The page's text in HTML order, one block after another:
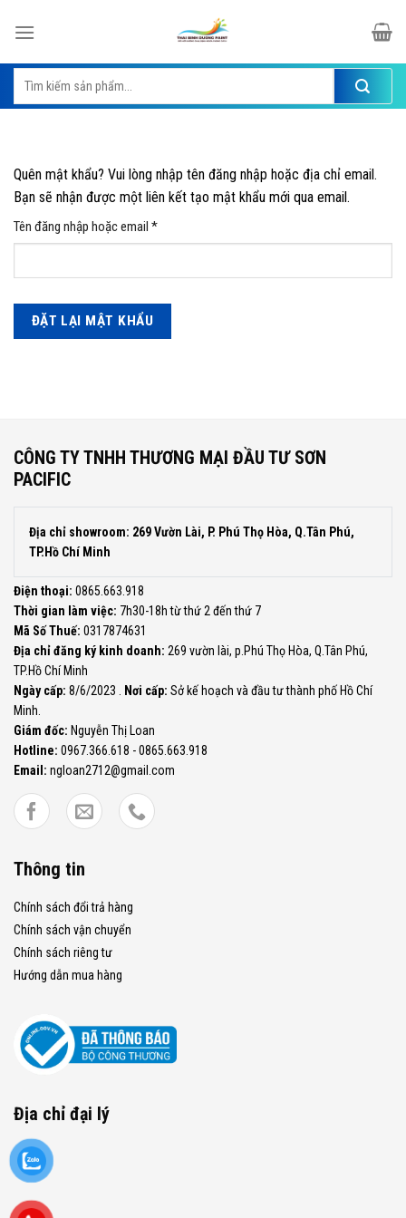
Tìm
kiếm:
Quên mật khẩu? Vui lòng nhập tên đăng nhập hoặc địa chỉ email.
Bạn sẽ nhận được một liên kết tạo mật khẩu mới qua email.
Tên đăng nhập hoặc email *Bắt
buộc
ĐẶT LẠI MẬT KHẨU
CÔNG TY TNHH THƯƠNG MẠI ĐẦU TƯ SƠN
PACIFIC
Địa chỉ showroom: 269 Vườn Lài, P. Phú Thọ Hòa, Q.Tân Phú,
TP.Hồ Chí Minh
Điện thoại: 0865.663.918
Thời gian làm việc: 7h30-18h từ thứ 2 đến thứ 7
Mã Số Thuế: 0317874631
Địa chỉ đăng ký kinh doanh: 269 vườn lài, p.Phú Thọ Hòa, Q.Tân Phú,
TP.Hồ Chí Minh
Ngày cấp: 8/6/2023 . Nơi cấp: Sở kế hoạch và đầu tư thành phố Hồ Chí
Minh.
Giám đốc: Nguyễn Thị Loan
Hotline: 0967.366.618 - 0865.663.918
Email: ngloan2712@gmail.com
Thông tin
Chính sách đổi trả hàng
Chính sách vận chuyển
Chính sách riêng tư
Hướng dẫn mua hàng
Địa chỉ đại lý